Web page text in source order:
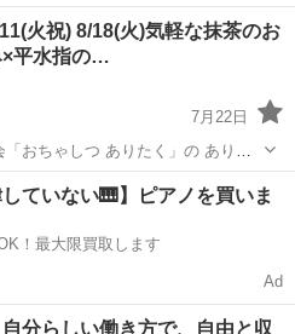
奥深さを、 気軽に楽しんでいただ
スペースを拠点に活動しておりま
ワークショップ 抹茶
火祝) 8/18(火)気軽な抹茶のお
×平水指の…
7月22日
おちゃしつ ありたく」の ありた
月、洋光台のレンタルスペースを拠
ワークショップ 抹茶
していない🎹】ピアノを買いま
！最大限買取します
Ad
自分らしい働き方で、自由と収